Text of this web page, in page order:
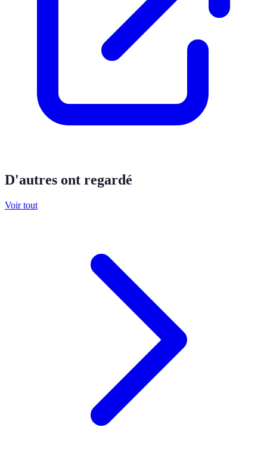
D'autres ont regardé
Voir tout